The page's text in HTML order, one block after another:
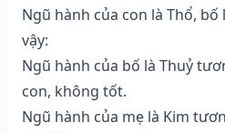
Ngũ hành của con là Thổ, bố
vậy:
Ngũ hành của bố là Thuỷ
con, không tốt.
Ngũ hành của mẹ là Kim